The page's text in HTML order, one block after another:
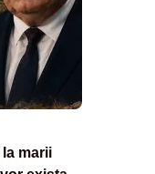
marii